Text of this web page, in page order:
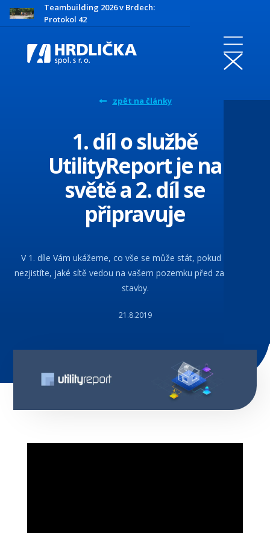
Teambuilding 2026 v Brdech:
Protokol 42
zpět na články
1. díl o službě
UtilityReport je na
světě a 2. díl se
připravuje
V 1. díle Vám ukážeme, co vše se může stát, pokud si včas
nezjistíte, jaké sítě vedou na vašem pozemku před zahájením
stavby.
21.8.2019